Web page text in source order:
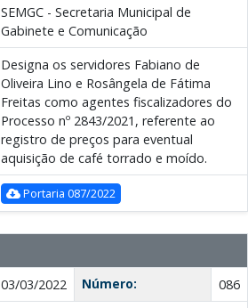
SEMGC - Secretaria Municipal de
Gabinete e Comunicação
Designa os servidores Fabiano de
Oliveira Lino e Rosângela de Fátima
Freitas como agentes fiscalizadores do
Processo nº 2843/2021, referente ao
registro de preços para eventual
aquisição de café torrado e moído.
Portaria 087/2022
03/03/2022 Número:
086